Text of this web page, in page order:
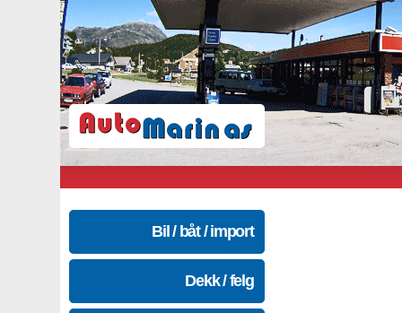
Bil / båt / import
Dekk / felg